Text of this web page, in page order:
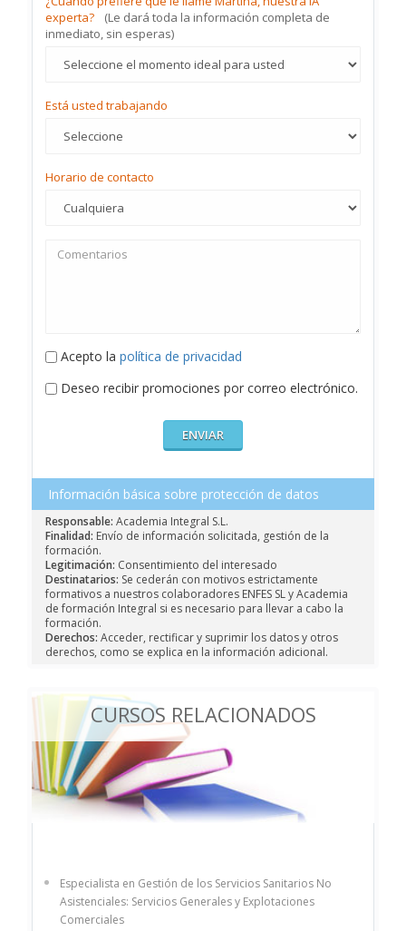
experta?
(Le dará toda la información completa de
inmediato, sin esperas)
Está usted trabajando
Horario de contacto
Acepto la política de privacidad
Deseo recibir promociones por correo electrónico.
Información básica sobre protección de datos
Responsable: Academia Integral S.L.
Finalidad: Envío de información solicitada, gestión de la
formación.
Legitimación: Consentimiento del interesado
Destinatarios: Se cederán con motivos estrictamente
formativos a nuestros colaboradores ENFES SL y Academia
de formación Integral si es necesario para llevar a cabo la
formación.
Derechos: Acceder, rectificar y suprimir los datos y otros
derechos, como se explica en la información adicional.
CURSOS RELACIONADOS
Especialista en Gestión de los Servicios Sanitarios No
Asistenciales: Servicios Generales y Explotaciones
Comerciales